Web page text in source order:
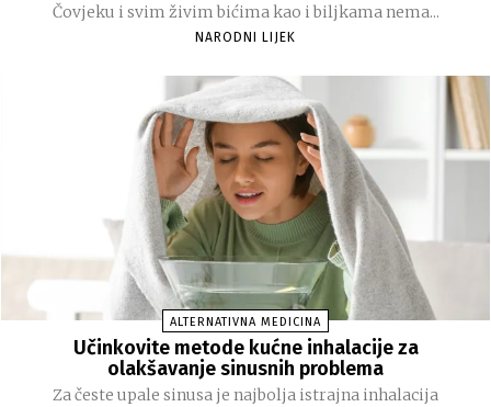
Čovjeku i svim živim bićima kao i biljkama nema...
NARODNI LIJEK
ALTERNATIVNA MEDICINA
Učinkovite metode kućne inhalacije za
olakšavanje sinusnih problema
Za česte upale sinusa je najbolja istrajna inhalacija